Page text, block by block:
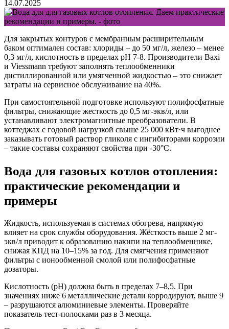
14.07.2025
Для закрытых контуров с мембранным расширительным
баком оптимален состав: хлориды – до 50 мг/л, железо – менее
0,3 мг/л, кислотность в пределах pH 7-8. Производители Baxi
и Viessmann требуют заполнять теплообменники
дистиллированной или умягченной жидкостью – это снижает
затраты на сервисное обслуживание на 40%.
При самостоятельной подготовке используют полифосфатные
фильтры, снижающие жесткость до 0,5 мг-экв/л, или
устанавливают электромагнитные преобразователи. В
коттеджах с годовой нагрузкой свыше 25 000 кВт·ч выгоднее
заказывать готовый раствор гликоля с ингибиторами коррозии
– такие составы сохраняют свойства при -30°C.
Вода для газовых котлов отопления:
практические рекомендации и
примеры
Жидкость, используемая в системах обогрева, напрямую
влияет на срок службы оборудования. Жёсткость выше 2 мг-
экв/л приводит к образованию накипи на теплообменнике,
снижая КПД на 10–15% за год. Для смягчения применяют
фильтры с ионообменной смолой или полифосфатные
дозаторы.
Кислотность (pH) должна быть в пределах 7–8,5. При
значениях ниже 6 металлические детали корродируют, выше 9
– разрушаются алюминиевые элементы. Проверяйте
показатель тест-полосками раз в 3 месяца.